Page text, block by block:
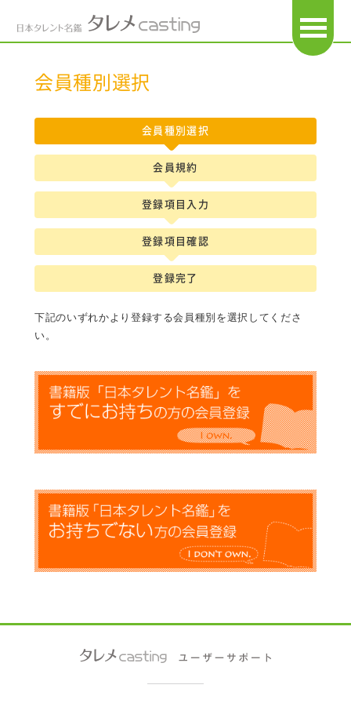
会員種別選択
会員種別選択
会員規約
登録項目入力
登録項目確認
登録完了
下記のいずれかより登録する会員種別を選択してくださ
い。